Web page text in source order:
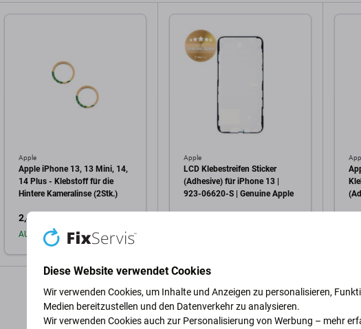
Apple
Apple iPhone 13, 13 Mini, 14,
14 Plus - Klebstoff für die
Hintere Kameralinse (2Stk.)
2,40 €
AUF LAGER 10+ Stk
Apple
LCD Klebestreifen Sticker
(Adhesive) für iPhone 13 |
923-06620-S | Genuine Apple
Diese Website verwendet Cookies
Wir verwenden Cookies, um Inhalte und Anzeigen zu personalisieren,
Medien bereitzustellen und den Datenverkehr zu analysieren.
Wir verwenden Cookies auch zur Personalisierung von Werbung – mehr